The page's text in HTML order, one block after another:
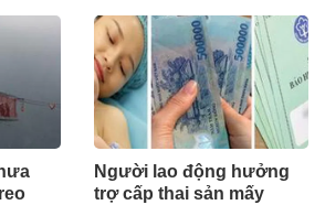
Người lao động hưởng
trợ cấp thai sản mấy